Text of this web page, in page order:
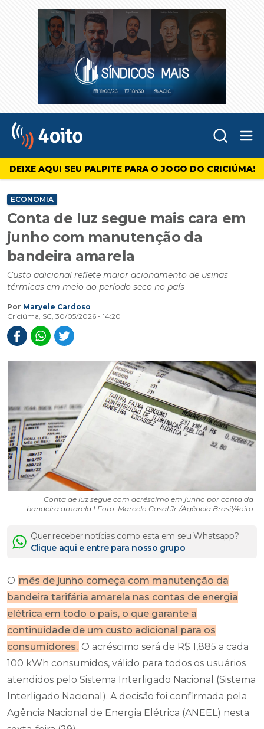
4oito
DEIXE AQUI SEU PALPITE PARA O JOGO DO CRICIÚMA!
ECONOMIA
Conta de luz segue mais cara em
junho com manutenção da
bandeira amarela
Custo adicional reflete maior acionamento de usinas
térmicas em meio ao período seco no país
Por Maryele Cardoso
Criciúma, SC, 30/05/2026 - 14:20
Conta de luz segue com acréscimo em junho por conta da
bandeira amarela I Foto: Marcelo Casal Jr./Agência Brasil/4oito
Quer receber notícias como esta em seu Whatsapp?
Clique aqui e entre para nosso grupo
O mês de junho começa com manutenção da
bandeira tarifária amarela nas contas de energia
elétrica em todo o país, o que garante a
continuidade de um custo adicional para os
consumidores. O acréscimo será de R$ 1,885 a cada
100 kWh consumidos, válido para todos os usuários
atendidos pelo Sistema Interligado Nacional (Sistema
Interligado Nacional). A decisão foi confirmada pela
Agência Nacional de Energia Elétrica (ANEEL) nesta